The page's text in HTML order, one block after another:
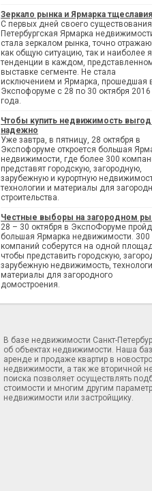
Зеркало рынка и Ярмарка тщеславия
С первых дней своего существования
Петербургская Ярмарка
стала зеркалом рынка, точно
как общую ситуацию, так и наиболее
тенденции в каждом,
выставке сегменте. Не стала
исключением и Ярмарка, прошедшая
Экспофоруме с 28 по 30 октября 2016
года.
Чтобы купить недвижимость
надежно
Уже завтра, в пятницу, 28 октября в
Экспофоруме откроется большая
недвижимости, где более 300
представят городскую, загородную,
зарубежную и курортную
технологии и материалы для
строительства.
Честные выборы на загородном
28 – 30 октября в ЭкспоФоруме
большая Ярмарка недвижимости. 300
компаний соберутся на одной
чтобы представить городскую,
зарубежную недвижимость,
материалы для загородного
домостроения.
В базе недвижимости Санкт-
об объектах недвижимости. Наша
аренде и продаже квартир в
недвижимости, а так же вторичной
поиска позволяет осуществлять
стоимости и многим другим
недвижимости или застройщику.